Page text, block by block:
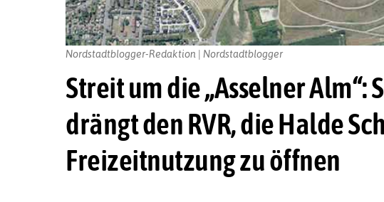
Streit um die „Asselner Alm“:
drängt den RVR, die Halde
Freizeitnutzung zu öffnen
Nordstadtblogger-Redaktion | Nordstadtblogger